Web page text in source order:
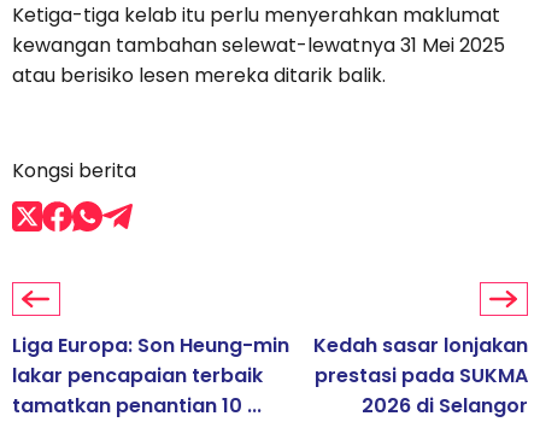
Ketiga-tiga kelab itu perlu menyerahkan maklumat
kewangan tambahan selewat-lewatnya 31 Mei 2025
atau berisiko lesen mereka ditarik balik.
Kongsi berita
Liga Europa: Son Heung-min
lakar pencapaian terbaik
tamatkan penantian 10 ...
Kedah sasar lonjakan
prestasi pada SUKMA
2026 di Selangor